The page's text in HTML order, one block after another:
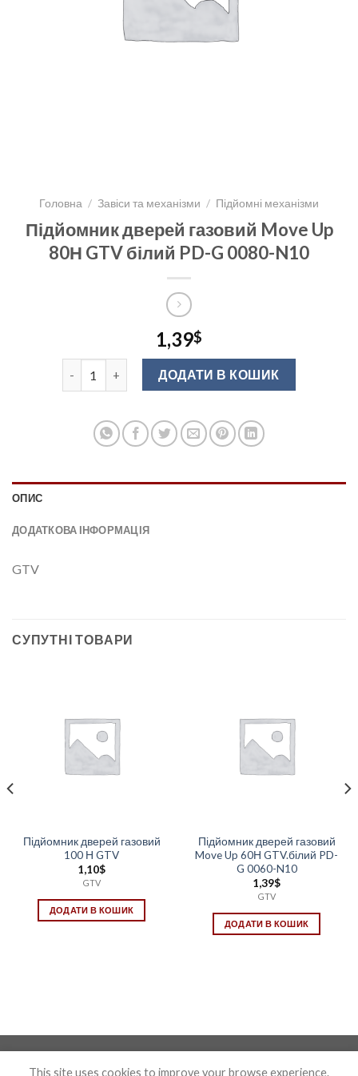
Головна / Завіси та механізми / Підйомні механізми
Підйомник дверей газовий Move Up
80Н GTV білий PD-G 0080-N10
1,39$
Підйомник дверей газовий Move Up 80Н GTV білий
ДОДАТИ В КОШИК
ОПИС
ДОДАТКОВА ІНФОРМАЦІЯ
GTV
СУПУТНІ ТОВАРИ
Підйомник дверей газовий
100 Н GTV
1,10$
GTV
ДОДАТИ В КОШИК
Підйомник дверей газовий
Move Up 60Н GTV.білий PD-
G 0060-N10
1,39$
GTV
ДОДАТИ В КОШИК
This site uses cookies to improve your browse experience.